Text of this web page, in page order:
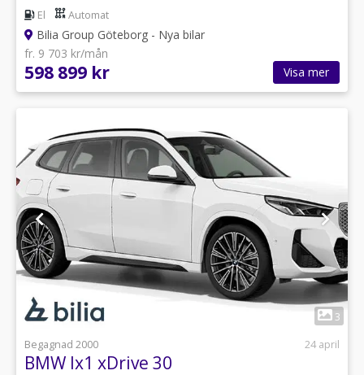
El Automat
Bilia Group Göteborg - Nya bilar
fr. 9 703 kr/mån
598 899 kr Visa mer
3
Begagnad 2000
24 april
BMW Ix1 xDrive 30